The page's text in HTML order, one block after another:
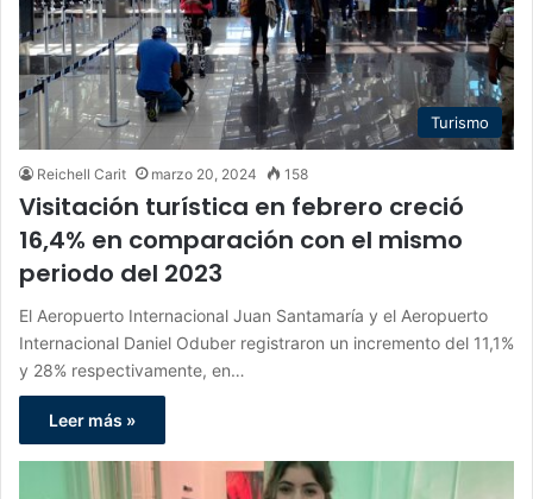
Turismo
Reichell Carit marzo 20, 2024 158
Visitación turística en febrero creció
16,4% en comparación con el mismo
periodo del 2023
El Aeropuerto Internacional Juan Santamaría y el Aeropuerto
Internacional Daniel Oduber registraron un incremento del 11,1%
y 28% respectivamente, en…
Leer más »